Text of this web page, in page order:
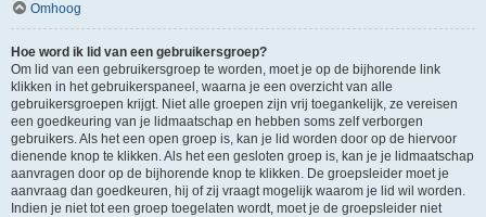
Omhoog
Hoe word ik lid van een gebruikersgroep?
Om lid van een gebruikersgroep te worden, moet je op de bijhorende link
klikken in het gebruikerspaneel, waarna je een overzicht van alle
gebruikersgroepen krijgt. Niet alle groepen zijn vrij toegankelijk, ze vereisen
een goedkeuring van je lidmaatschap en hebben soms zelf verborgen
gebruikers. Als het een open groep is, kan je lid worden door op de hiervoor
dienende knop te klikken. Als het een gesloten groep is, kan je je lidmaatschap
aanvragen door op de bijhorende knop te klikken. De groepsleider moet je
aanvraag dan goedkeuren, hij of zij vraagt mogelijk waarom je lid wil worden.
Indien je niet tot een groep toegelaten wordt, moet je de groepsleider niet